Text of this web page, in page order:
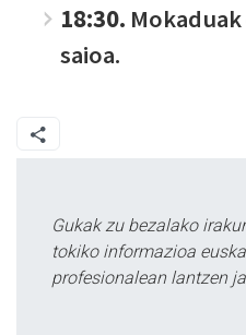
18:30. Mokaduak
saioa.
Gukak zu bezalako
tokiko informazioa
profesionalean lantzen